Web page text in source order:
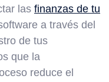
las finanzas de tu
a través del
de tus
que la
reduce el